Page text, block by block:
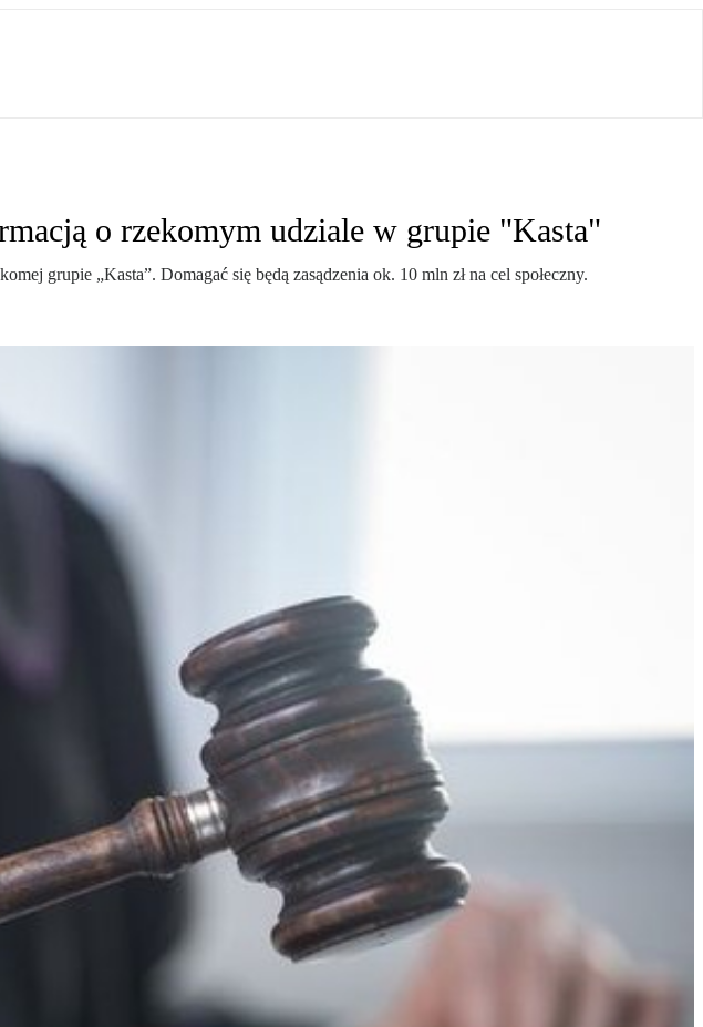
o rzekomym udziale w grupie "Kasta"
grupie „Kasta”. Domagać się będą zasądzenia ok. 10 mln zł na cel społeczny.